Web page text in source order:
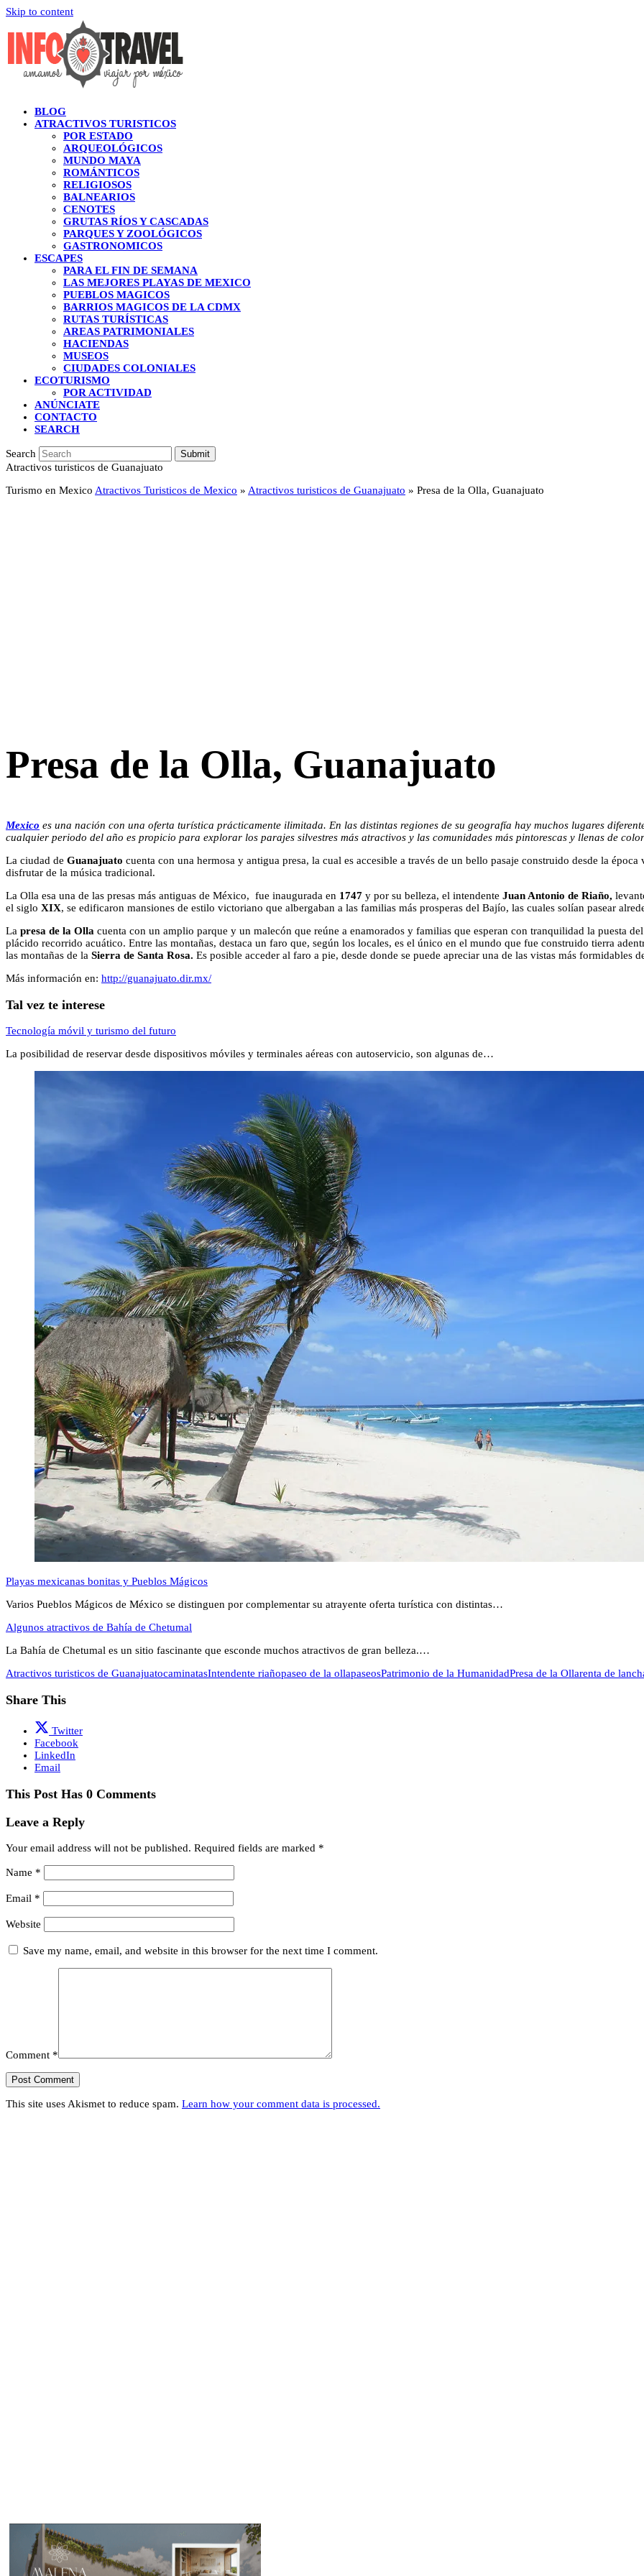
Skip to content
BLOG
ATRACTIVOS TURISTICOS
POR ESTADO
ARQUEOLÓGICOS
MUNDO MAYA
ROMÁNTICOS
RELIGIOSOS
BALNEARIOS
CENOTES
GRUTAS RÍOS Y CASCADAS
PARQUES Y ZOOLÓGICOS
GASTRONOMICOS
ESCAPES
PARA EL FIN DE SEMANA
LAS MEJORES PLAYAS DE MEXICO
PUEBLOS MAGICOS
BARRIOS MAGICOS DE LA CDMX
RUTAS TURÍSTICAS
AREAS PATRIMONIALES
HACIENDAS
MUSEOS
CIUDADES COLONIALES
ECOTURISMO
POR ACTIVIDAD
ANÚNCIATE
CONTACTO
SEARCH
Search Submit
Atractivos turisticos de Guanajuato
Turismo en Mexico Atractivos Turisticos de Mexico » Atractivos turisticos de Guanajuato » Presa de la Olla, Guanajuato
Presa de la Olla, Guanajuato
Mexico es una nación con una oferta turística prácticamente ilimitada. En las distintas regiones de su geografía hay muchos lugares
cualquier periodo del año es propicio para explorar los parajes silvestres más atractivos y las comunidades más pintorescas y llenas de
La ciudad de Guanajuato cuenta con una hermosa y antigua presa, la cual es accesible a través de un bello pasaje construido desde la
disfrutar de la música tradicional.
La Olla esa una de las presas más antiguas de México, fue inaugurada en 1747 y por su belleza, el intendente Juan Antonio de Riaño,
el siglo XIX, se edificaron mansiones de estilo victoriano que albergaban a las familias más prosperas del Bajío, las cuales solían pasear
La presa de la Olla cuenta con un amplio parque y un malecón que reúne a enamorados y familias que esperan con tranquilidad la puesta
plácido recorrido acuático. Entre las montañas, destaca un faro que, según los locales, es el único en el mundo que fue construido tierra
las montañas de la Sierra de Santa Rosa. Es posible acceder al faro a pie, desde donde se puede apreciar una de las vistas más formidables
Más información en: http://guanajuato.dir.mx/
Tal vez te interese
Tecnología móvil y turismo del futuro
La posibilidad de reservar desde dispositivos móviles y terminales aéreas con autoservicio, son algunas de…
Playas mexicanas bonitas y Pueblos Mágicos
Varios Pueblos Mágicos de México se distinguen por complementar su atrayente oferta turística con distintas…
Algunos atractivos de Bahía de Chetumal
La Bahía de Chetumal es un sitio fascinante que esconde muchos atractivos de gran belleza.…
Atractivos turisticos de GuanajuatocaminatasIntendente riañopaseo de la ollapaseosPatrimonio de la HumanidadPresa de la Ollarenta de
Share This
Twitter
Facebook
LinkedIn
Email
This Post Has 0 Comments
Leave a Reply
Your email address will not be published. Required fields are marked *
Name *
Email *
Website
Save my name, email, and website in this browser for the next time I comment.
Comment *
This site uses Akismet to reduce spam. Learn how your comment data is processed.